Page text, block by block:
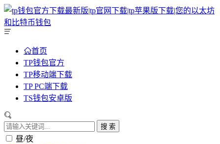
首页
TP钱包官方
TP移动端下载
TP PC端下载
TS钱包安卓版
搜 索
昼/夜